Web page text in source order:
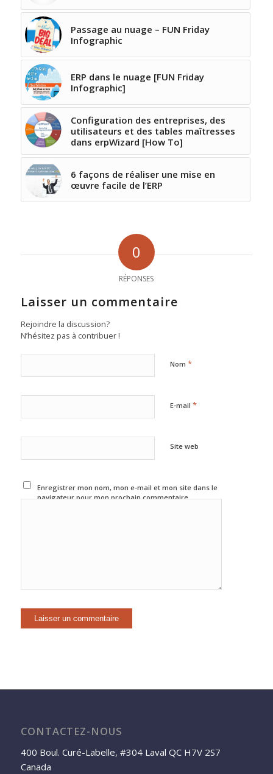
Passage au nuage – FUN Friday
Infographic
ERP dans le nuage [FUN Friday
Infographic]
Configuration des entreprises, des
utilisateurs et des tables maîtresses
dans erpWizard [How To]
6 façons de réaliser une mise en
œuvre facile de l’ERP
0
RÉPONSES
Laisser un commentaire
Rejoindre la discussion?
N’hésitez pas à contribuer !
Nom *
E-mail *
Site web
Enregistrer mon nom, mon e-mail et mon site dans le
navigateur pour mon prochain commentaire.
CONTACTEZ-NOUS
400 Boul. Curé-Labelle, #304 Laval QC H7V 2S7
Canada